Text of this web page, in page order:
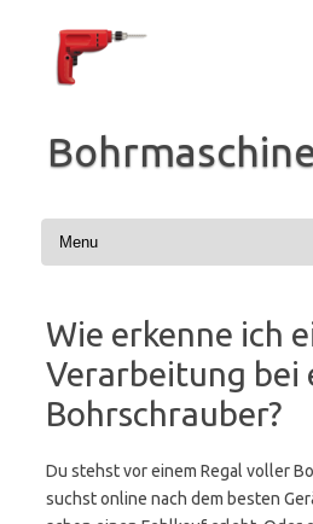
springen
Wie erkenne ich
Verarbeitung bei
Bohrschrauber?
Du stehst vor einem Regal voller
suchst online nach dem besten